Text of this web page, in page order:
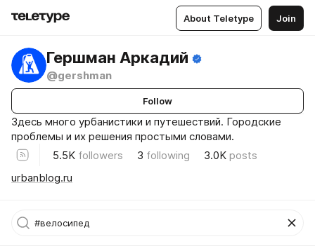
About Teletype Join
Гершман Аркадий
@gershman
Follow
Здесь много урбанистики и путешествий. Городские
проблемы и их решения простыми словами.
5.5K followers 3 following 3.0K posts
urbanblog.ru